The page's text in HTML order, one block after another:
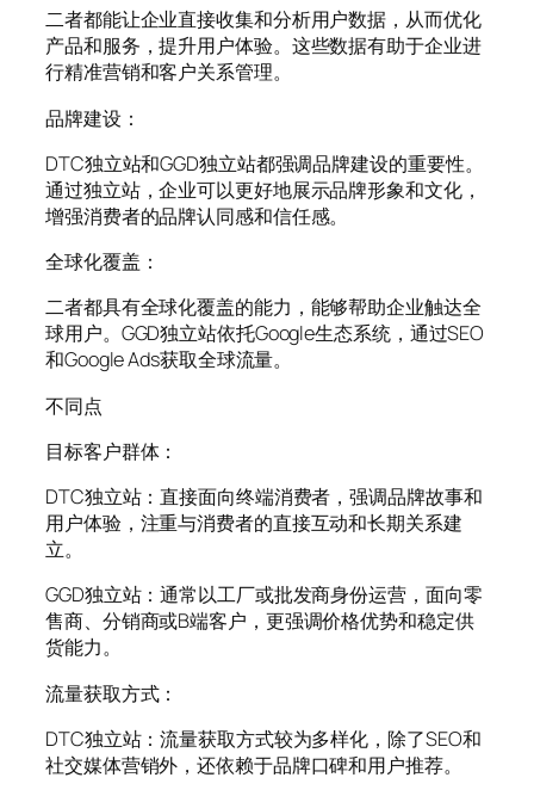
二者都能让企业直接收集和分析用户数据，从而优化
产品和服务，提升用户体验。这些数据有助于企业进
行精准营销和客户关系管理。
品牌建设：
DTC独立站和GGD独立站都强调品牌建设的重要性。
通过独立站，企业可以更好地展示品牌形象和文化，
增强消费者的品牌认同感和信任感。
全球化覆盖：
二者都具有全球化覆盖的能力，能够帮助企业触达全
球用户。GGD独立站依托Google生态系统，通过SEO
和Google Ads获取全球流量。
不同点
目标客户群体：
DTC独立站：直接面向终端消费者，强调品牌故事和
用户体验，注重与消费者的直接互动和长期关系建
立。
GGD独立站：通常以工厂或批发商身份运营，面向零
售商、分销商或B端客户，更强调价格优势和稳定供
货能力。
流量获取方式：
DTC独立站：流量获取方式较为多样化，除了SEO和
社交媒体营销外，还依赖于品牌口碑和用户推荐。